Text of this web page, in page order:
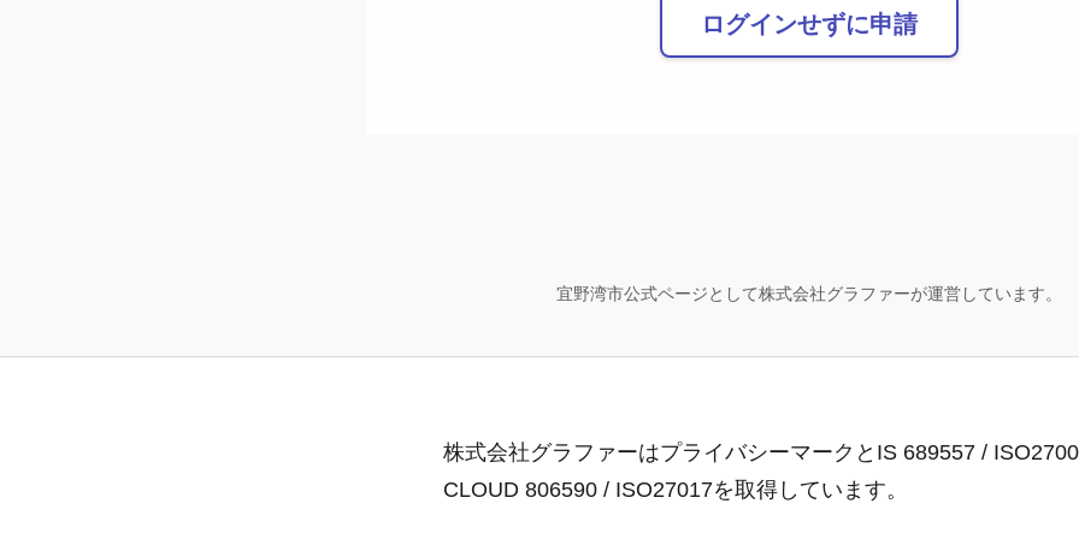
ログインせずに申請
宜野湾市公式ページとして株式会社グラファーが運営しています。
株式会社グラファーはプライバシーマークとIS 689557 /
CLOUD 806590 / ISO27017を取得しています。